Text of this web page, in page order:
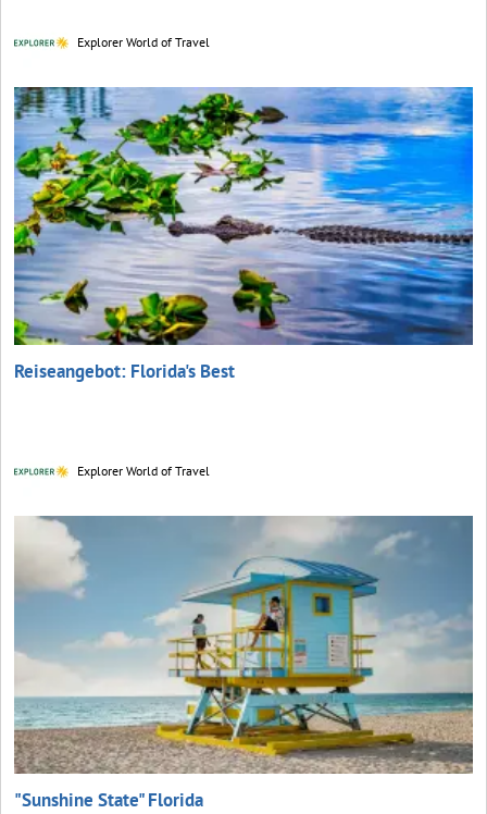
Explorer World of Travel
Reiseangebot: Florida's Best
Explorer World of Travel
"Sunshine State" Florida